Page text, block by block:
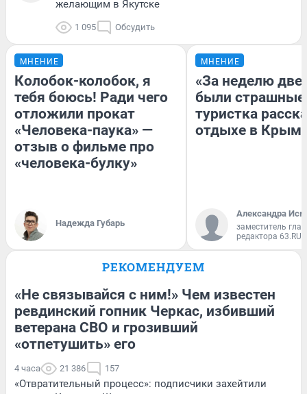
желающим в Якутске
1 095 Обсудить
МНЕНИЕ
Колобок-колобок, я
тебя боюсь! Ради чего
отложили прокат
«Человека-паука» —
отзыв о фильме про
«человека-булку»
Надежда Губарь
МНЕНИЕ
«За неделю две
были
туристка
отдыхе в
Александра
заместитель
редактора 63.RU
РЕКОМЕНДУЕМ
«Не связывайся с ним!» Чем известен
ревдинский гопник Черкас, избивший
ветерана СВО и грозивший
«отпетушить» его
4 часа 21 386 157
«Отвратительный процесс»: подписчики захейтили